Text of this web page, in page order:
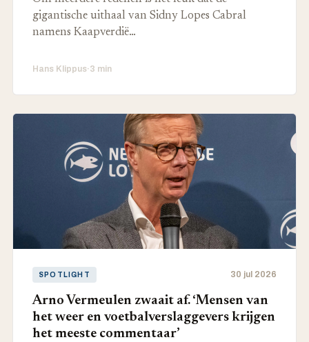
gigantische uithaal van Sidny Lopes Cabral
namens Kaapverdië…
Hans Klippus·3 min
SPOTLIGHT 30 jul 2026
Arno Vermeulen zwaait af. ‘Mensen van
het weer en voetbalverslaggevers krijgen
het meeste commentaar’